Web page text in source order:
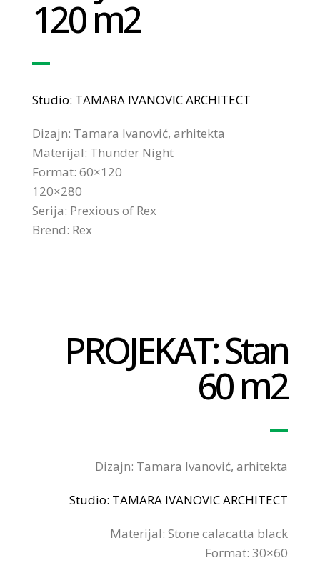
120 m2
Studio: TAMARA IVANOVIC ARCHITECT
Dizajn: Tamara Ivanović, arhitekta
Materijal: Thunder Night
Format: 60×120
120×280
Serija: Prexious of Rex
Brend: Rex
PROJEKAT: Stan
60 m2
Dizajn: Tamara Ivanović, arhitekta
Studio: TAMARA IVANOVIC ARCHITECT
Materijal: Stone calacatta black
Format: 30×60